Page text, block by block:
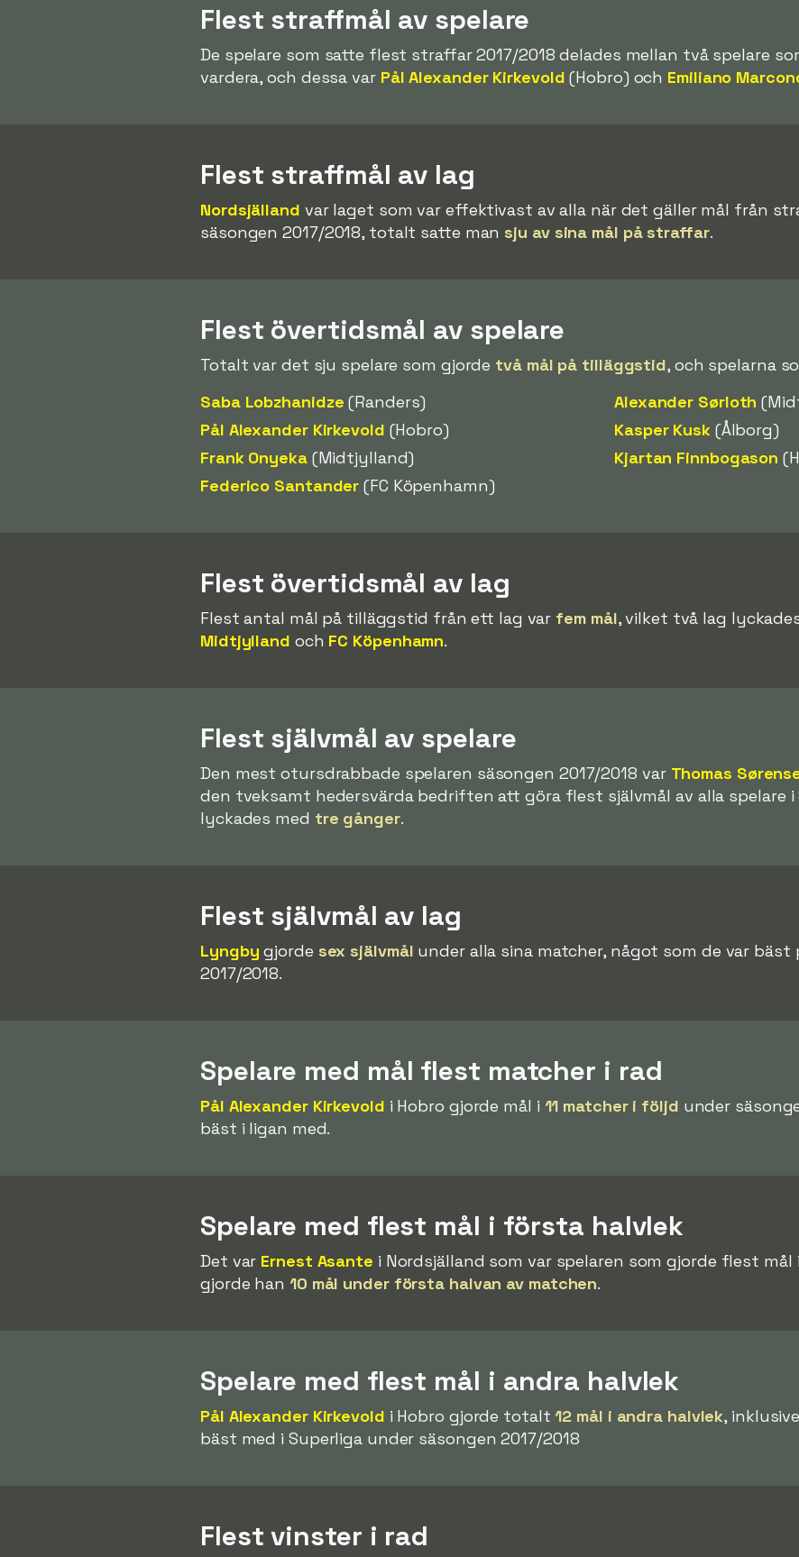
Flest straffmål av spelare
De spelare som satte flest straffar 2017/2018 delades mellan två spelare
vardera, och dessa var Pål Alexander Kirkevold (Hobro) och Emiliano
Flest straffmål av lag
Nordsjälland var laget som var effektivast av alla när det gäller mål från
säsongen 2017/2018, totalt satte mansju av sina mål på straffar.
Flest övertidsmål av spelare
Totalt var det sju spelare som gjorde två mål på tilläggstid, och spelarna
Saba Lobzhanidze (Randers)
Pål Alexander Kirkevold (Hobro)
Frank Onyeka(Midtjylland)
Federico Santander (FC Köpenhamn)
Alexander Sørloth
Kasper Kusk(Ålborg)
Kjartan Finnbogason
Flest övertidsmål av lag
Flest antal mål på tilläggstid från ett lag var fem mål, vilket två lag
Midtjylland och FC Köpenhamn.
Flest självmål av spelare
Den mest otursdrabbade spelaren säsongen 2017/2018 var Thomas
den tveksamt hedersvärda bedriften att göra flest självmål av alla spelare i
lyckades med tre gånger.
Flest självmål av lag
Lyngby gjorde sex självmål under alla sina matcher, något som de var bäst
2017/2018.
Spelare med mål flest matcher i rad
Pål Alexander Kirkevold i Hobro gjorde mål i 11 matcher i följd under
bäst i ligan med.
Spelare med flest mål i första halvlek
Det var Ernest Asante i Nordsjälland som var spelaren som gjorde flest
gjorde han 10 mål under första halvan av matchen.
Spelare med flest mål i andra halvlek
Pål Alexander Kirkevold i Hobro gjorde totalt12 mål i andra halvlek,
bäst med i Superliga under säsongen 2017/2018
Flest vinster i rad